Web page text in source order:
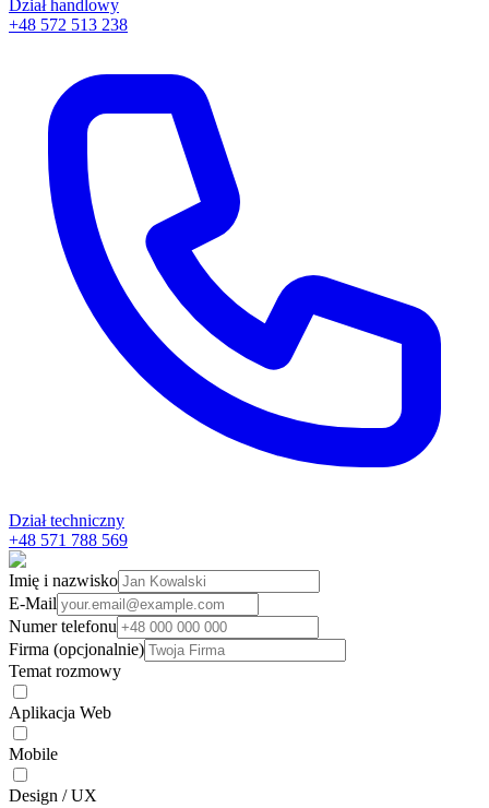
Dział handlowy
+48 572 513 238
Dział techniczny
+48 571 788 569
Imię i nazwisko
E-Mail
Numer telefonu
Firma (opcjonalnie)
Temat rozmowy
Aplikacja Web
Mobile
Design / UX